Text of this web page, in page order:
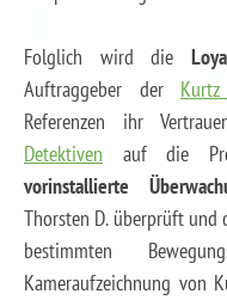
Folglich wird die
Auftraggeber der
Referenzen ihr
Detektiven auf die
vorinstallierte
Thorsten D. überprüft und
bestimmten
Kameraufzeichnung von